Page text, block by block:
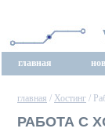
главная
главная / Хостинг /
РАБОТА С